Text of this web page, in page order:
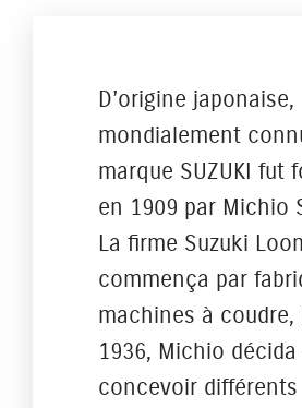
D’origine japonaise,
mondialement
marque SUZUKI fut
en 1909 par Michio
La firme Suzuki
commença par
machines à coudre,
1936, Michio décida
concevoir différents